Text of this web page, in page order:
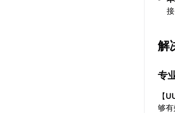
解
专
【
够有